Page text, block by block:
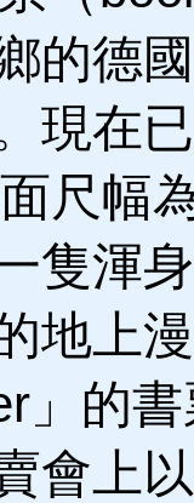
的德
現在
尺幅
隻渾
地上
」的
會上